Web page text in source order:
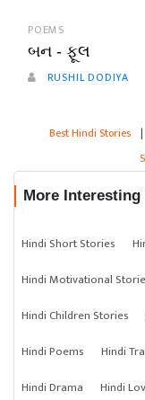
POEMS
બન - ફૂલ
RUSHIL DODIYA
Best Hindi Stories |
More
Hindi Short Stories
Hindi Motivational
Hindi Children Stories
Hindi Poems
Hindi
Hindi Drama
Hindi